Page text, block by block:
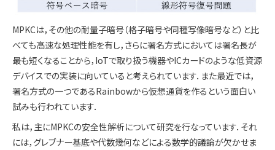
MPKCは，その他の耐量子暗号（格子暗号や同種写像暗号など）と比
べても高速な処理性能を有し，さらに署名方式においては署名長が
最も短くなることから，IoTで取り扱う機器やICカードのような低資源
デバイスでの実装に向いていると考えられています．また最近では，
署名方式の一つであるRainbowから仮想通貨を作るという面白い
試みも行われています．
私は，主にMPKCの安全性解析について研究を行なっています．それ
には，グレブナー基底や代数幾何などによる数学的議論が欠かせま